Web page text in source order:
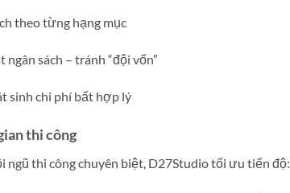
theo từng hạng mục
ngân sách – tránh “đội vốn”
sinh chi phí bất hợp lý
thi công
ngũ thi công chuyên biệt, D27Studio tối ưu tiến độ: